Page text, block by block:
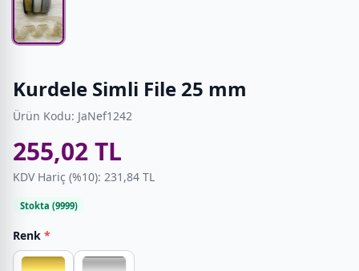
Kurdele Simli File 25 mm
Ürün Kodu: JaNef1242
255,02 TL
KDV Hariç (%10): 231,84 TL
Stokta (9999)
Renk *